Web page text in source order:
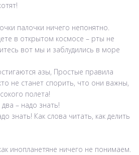
палочки ничего непонятно.
в открытом космосе – рты не
вот мы и заблудились в море
азы, Простые правила
не станет спорить, что они важны,
полета!
– надо знать!
знать! Как слова читать, как делить
инопланетяне ничего не понимаем.